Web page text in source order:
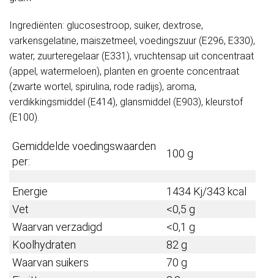
Ingrediënten: glucosestroop, suiker, dextrose,
varkensgelatine, maiszetmeel, voedingszuur (E296, E330),
water, zuurteregelaar (E331), vruchtensap uit concentraat
(appel, watermeloen), planten en groente concentraat
(zwarte wortel, spirulina, rode radijs), aroma,
verdikkingsmiddel (E414), glansmiddel (E903), kleurstof
(E100).
Gemiddelde voedingswaarden
per:
100 g
Energie
1434 Kj/343 kcal
Vet
<0,5 g
Waarvan verzadigd
<0,1 g
Koolhydraten
82 g
Waarvan suikers
70 g